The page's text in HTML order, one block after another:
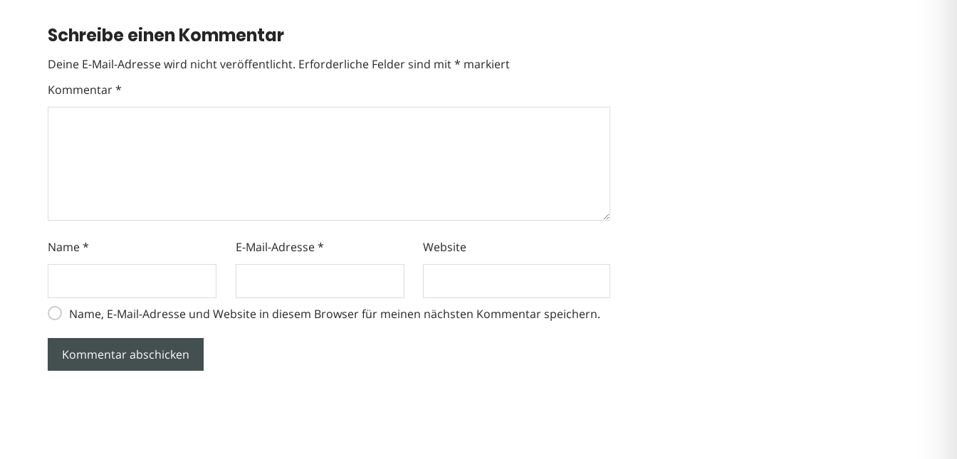
Schreibe einen Kommentar
Deine E-Mail-Adresse wird nicht veröffentlicht. Erforderliche Felder sind mit* markiert
Kommentar*
Name* E-Mail-Adresse* Website
Name, E-Mail-Adresse und Website in diesem Browser für meinen nächsten Kommentar speichern.